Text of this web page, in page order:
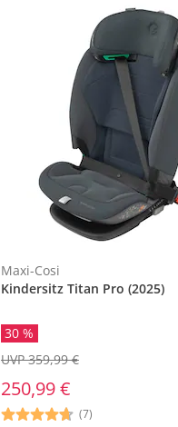
Maxi-Cosi
Kindersitz Titan Pro (2025)
30 %
250,99 €
UVP 359,99 €
(7)